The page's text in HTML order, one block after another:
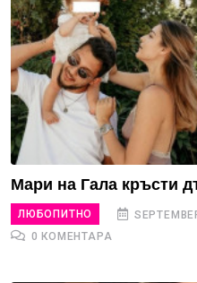
Мари на Гала кръсти
ЛЮБОПИТНО
0 КОМЕНТАРА